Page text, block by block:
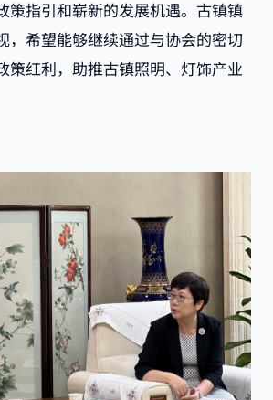
策指引和崭新的发展机遇。古镇镇
，希望能够继续通过与协会的密切
策红利，助推古镇照明、灯饰产业